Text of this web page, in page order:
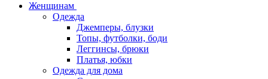
Женщинам
Одежда
Джемперы, блузки
Топы, футболки, боди
Леггинсы, брюки
Платья, юбки
Одежда для дома